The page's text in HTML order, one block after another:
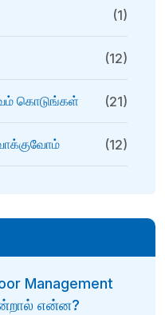
(1)
(12)
கொடுங்கள் (21)
(12)
Management
என்ன?